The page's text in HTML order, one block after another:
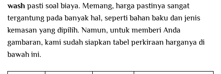
wash pasti soal biaya. Memang, harga pastinya sangat
tergantung pada banyak hal, seperti bahan baku dan jenis
kemasan yang dipilih. Namun, untuk memberi Anda
gambaran, kami sudah siapkan tabel perkiraan harganya di
bawah ini.